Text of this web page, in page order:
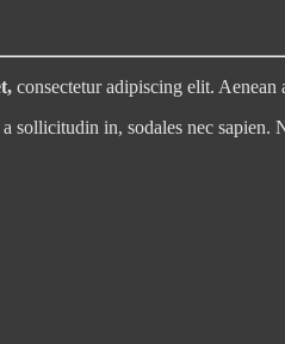
consectetur adipiscing elit.
sollicitudin in, sodales nec sapien.